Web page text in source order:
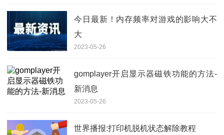
今日最新！内存频率对游戏的影响大不
大
2023-05-26
gomplayer开启显示器磁铁功能的方法-
新消息
2023-05-26
世界播报:打印机脱机状态解除教程